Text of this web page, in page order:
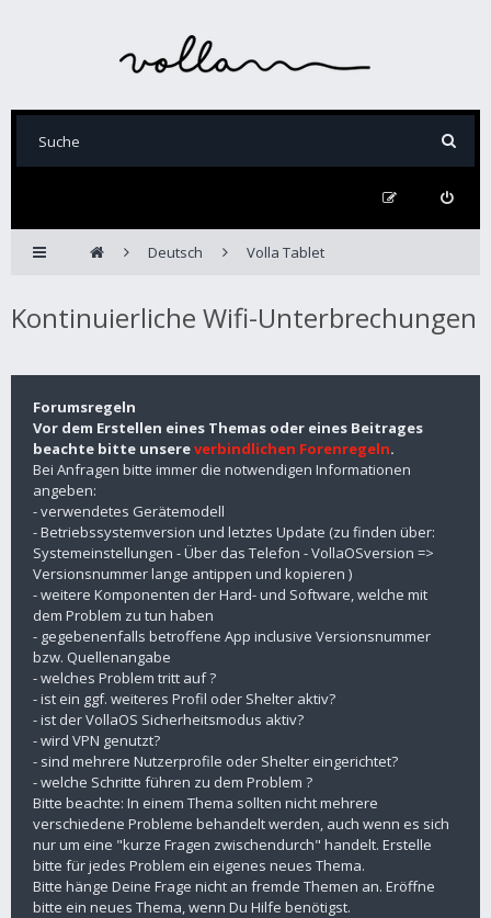
Deutsch Volla Tablet
Kontinuierliche Wifi-Unterbrechungen
Forumsregeln
Vor dem Erstellen eines Themas oder eines Beitrages
beachte bitte unsereverbindlichen Forenregeln.
Bei Anfragen bitte immer die notwendigen Informationen
angeben:
- verwendetes Gerätemodell
- Betriebssystemversion und letztes Update (zu finden über:
Systemeinstellungen - Über das Telefon - VollaOSversion =>
Versionsnummer lange antippen und kopieren )
- weitere Komponenten der Hard- und Software, welche mit
dem Problem zu tun haben
- gegebenenfalls betroffene App inclusive Versionsnummer
bzw. Quellenangabe
- welches Problem tritt auf ?
- ist ein ggf. weiteres Profil oder Shelter aktiv?
- ist der VollaOS Sicherheitsmodus aktiv?
- wird VPN genutzt?
- sind mehrere Nutzerprofile oder Shelter eingerichtet?
- welche Schritte führen zu dem Problem ?
Bitte beachte: In einem Thema sollten nicht mehrere
verschiedene Probleme behandelt werden, auch wenn es sich
nur um eine "kurze Fragen zwischendurch" handelt. Erstelle
bitte für jedes Problem ein eigenes neues Thema.
Bitte hänge Deine Frage nicht an fremde Themen an. Eröffne
bitte ein neues Thema, wenn Du Hilfe benötigst.